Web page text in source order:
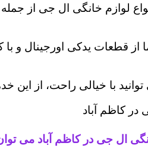
لوازم خانگی ال جی از
از قطعات یدکی اورجینال و
با خیالی راحت، از این
در کاظم آباد
ال جی در کاظم آباد می توان